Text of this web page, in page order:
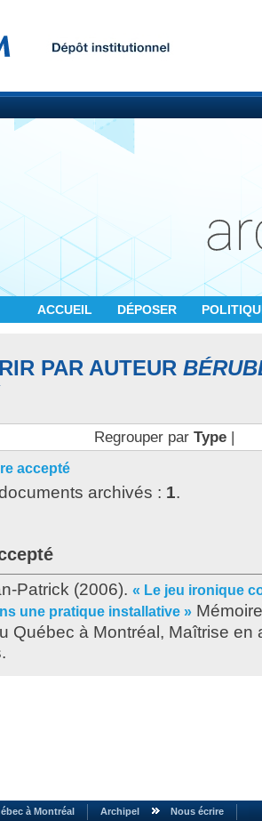
ACCUEIL DÉPOSER
PAR AUTEUR
Regrouper par Type|
accepté
archivés : 1.
Patrick (2006). « Le jeu ironique
une pratique installative »
Québec à Montréal, Maîtrise en
à Montréal Archipel Nous écrire